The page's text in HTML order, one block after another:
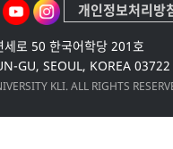
로 50 한국어학당 201호
GU, SEOUL, KOREA 03722
KLI. ALL RIGHTS
개인정보처리방